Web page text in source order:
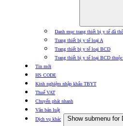
Danh mục trang thiết bị y tế đã
Trang thiết bị y tế loại A
Trang thiết bị y tế loại BCD
Trang thiết bị y tế loại BCD
Tin mới
HS CODE
Kinh nghiệm nhập khẩu TBYT
Thuế VAT
Chuyển phát nhanh
Văn bản luật
Dịch vụ khác
Show submenu for